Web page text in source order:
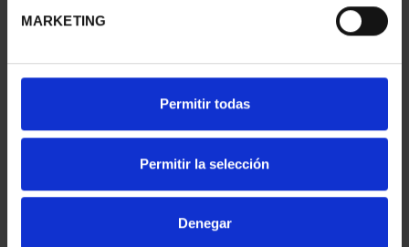
MARKETING
Permitir todas
Permitir la selección
Denegar
PROVINCIA 3
registrados
PROVINCIA 4
registrados